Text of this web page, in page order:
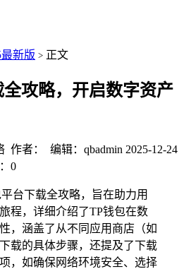
最新版 > 正文
攻略，开启数字资产
作者： 编辑：qbadmin 2025-12-24
0
台下载全攻略，旨在助力用
程，详细介绍了TP钱包在数
，涵盖了从不同应用商店（如
载的具体步骤，还提及了下载
，如确保网络环境安全、选择